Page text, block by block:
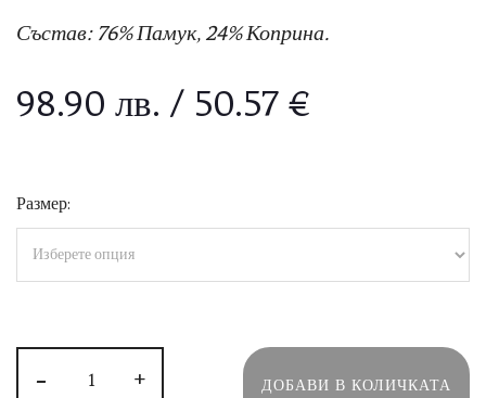
Състав: 76% Памук, 24% Коприна.
98.90 лв. / 50.57 €
Размер:
- + ДОБАВИ В КОЛИЧКАТА